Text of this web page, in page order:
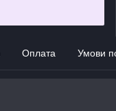
Оплата Умови